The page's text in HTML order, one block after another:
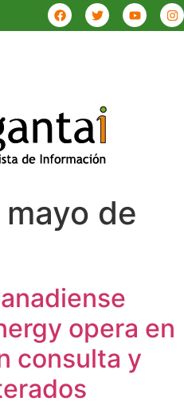
de
opera en
consulta y